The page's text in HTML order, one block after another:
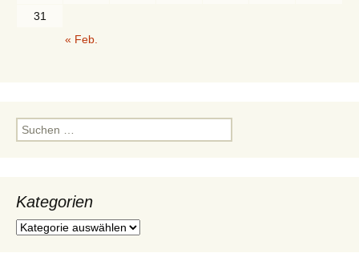
31
« Feb.
Suchen
nach:
Kategorien
Kategorien